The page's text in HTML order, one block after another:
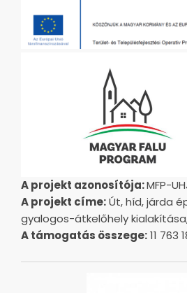
A projekt azonosítója:MFP-
A projekt címe:Út, híd, járda
gyalogos-átkelőhely
A támogatás összege:11 763